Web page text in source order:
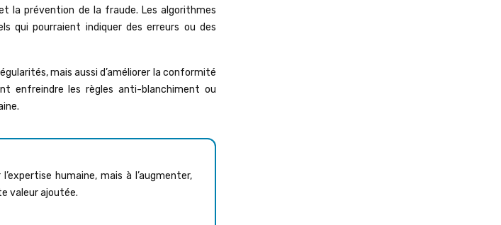
la prévention de la fraude. Les algorithmes
qui pourraient indiquer des erreurs ou des
mais aussi d’améliorer la conformité
enfreindre les règles anti-blanchiment ou
humaine, mais à l’augmenter,
valeur ajoutée.